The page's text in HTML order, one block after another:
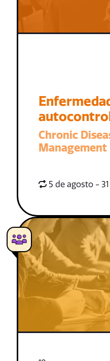
Chronic
Management
5 de agosto -